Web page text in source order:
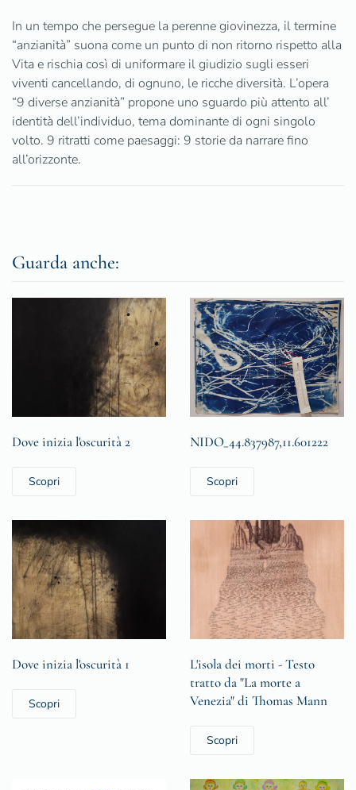
In un tempo che persegue la perenne giovinezza, il termine
“anzianità” suona come un punto di non ritorno rispetto alla
Vita e rischia così di uniformare il giudizio sugli esseri
viventi cancellando, di ognuno, le ricche diversità. L’opera
“9 diverse anzianità” propone uno sguardo più attento all’
identità dell’individuo, tema dominante di ogni singolo
volto. 9 ritratti come paesaggi: 9 storie da narrare fino
all’orizzonte.
Guarda anche:
Dove inizia l'oscurità 2
Scopri
NIDO_44.837987,11.601222
Scopri
Dove inizia l'oscurità 1
Scopri
L'isola dei morti - Testo
tratto da "La morte a
Venezia" di Thomas Mann
Scopri